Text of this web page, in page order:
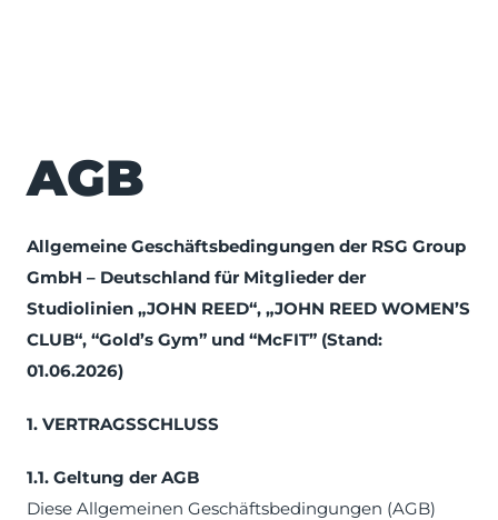
AGB
Allgemeine Geschäftsbedingungen der RSG Group
GmbH – Deutschland für Mitglieder der
Studiolinien „JOHN REED“, „JOHN REED WOMEN’S
CLUB“, “Gold’s Gym” und “McFIT” (Stand:
01.06.2026)
1. VERTRAGSSCHLUSS
1.1. Geltung der AGB
Diese Allgemeinen Geschäftsbedingungen (AGB)